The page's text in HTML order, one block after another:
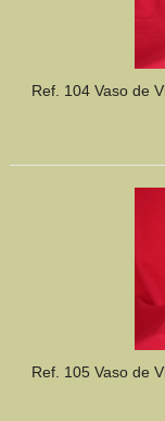
Ref. 104 Vaso de
Ref. 105 Vaso de